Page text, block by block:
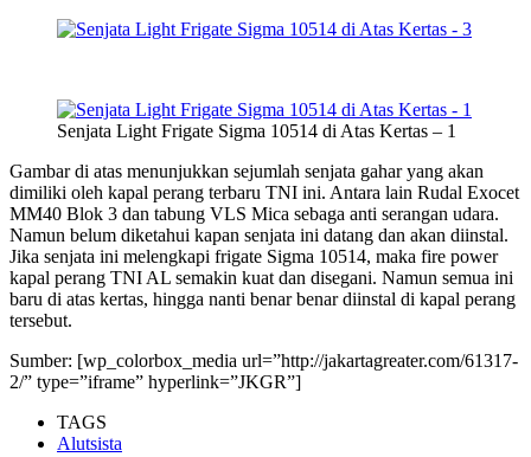
Senjata Light Frigate Sigma 10514 di Atas Kertas – 1
Gambar di atas menunjukkan sejumlah senjata gahar yang akan
dimiliki oleh kapal perang terbaru TNI ini. Antara lain Rudal Exocet
MM40 Blok 3 dan tabung VLS Mica sebaga anti serangan udara.
Namun belum diketahui kapan senjata ini datang dan akan diinstal.
Jika senjata ini melengkapi frigate Sigma 10514, maka fire power
kapal perang TNI AL semakin kuat dan disegani. Namun semua ini
baru di atas kertas, hingga nanti benar benar diinstal di kapal perang
tersebut.
Sumber: [wp_colorbox_media url=”http://jakartagreater.com/61317-
2/” type=”iframe” hyperlink=”JKGR”]
TAGS
Alutsista